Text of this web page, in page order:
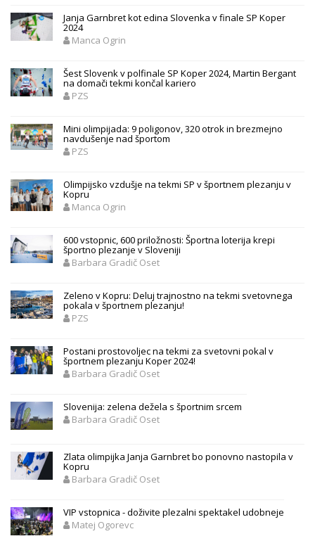
Janja Garnbret kot edina Slovenka v finale SP Koper
2024
Manca Ogrin
Šest Slovenk v polfinale SP Koper 2024, Martin Bergant
na domači tekmi končal kariero
PZS
Mini olimpijada: 9 poligonov, 320 otrok in brezmejno
navdušenje nad športom
PZS
Olimpijsko vzdušje na tekmi SP v športnem plezanju v
Kopru
Manca Ogrin
600 vstopnic, 600 priložnosti: Športna loterija krepi
športno plezanje v Sloveniji
Barbara Gradič Oset
Zeleno v Kopru: Deluj trajnostno na tekmi svetovnega
pokala v športnem plezanju!
PZS
Postani prostovoljec na tekmi za svetovni pokal v
športnem plezanju Koper 2024!
Barbara Gradič Oset
Slovenija: zelena dežela s športnim srcem
Barbara Gradič Oset
Zlata olimpijka Janja Garnbret bo ponovno nastopila v
Kopru
Barbara Gradič Oset
VIP vstopnica - doživite plezalni spektakel udobneje
Matej Ogorevc